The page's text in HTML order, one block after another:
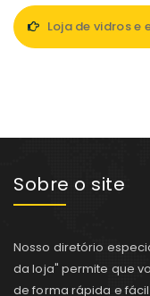
Loja de vidros e
Sobre o site
Nosso diretório
da loja" permite que
de forma rápida e